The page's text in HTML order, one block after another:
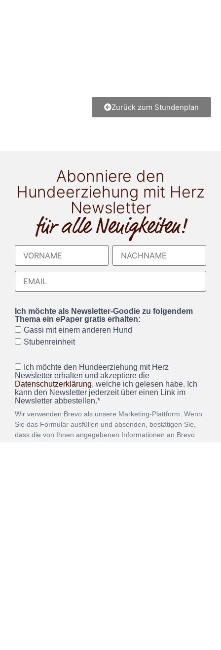
Zurück zum Stundenplan
Abonniere den
Hundeerziehung mit Herz
Newsletter
für alle Neuigkeiten!
Ich möchte als Newsletter-Goodie zu folgendem
Thema ein ePaper gratis erhalten:
Gassi mit einem anderen Hund
Stubenreinheit
Ich möchte den Hundeerziehung mit Herz
Newsletter erhalten und akzeptiere die
Datenschutzerklärung, welche ich gelesen habe. Ich
kann den Newsletter jederzeit über einen Link im
Newsletter abbestellen.*
Wir verwenden Brevo als unsere Marketing-Plattform. Wenn
Sie das Formular ausfüllen und absenden, bestätigen Sie,
dass die von Ihnen angegebenen Informationen an Brevo